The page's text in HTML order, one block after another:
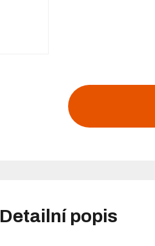
Detailní popis